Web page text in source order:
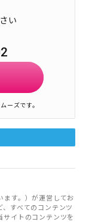
い
ーズです。
ます。）が運営してお
すべてのコンテンツ
サイトのコンテンツを